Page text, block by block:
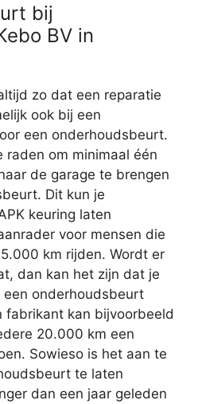
bij
BV in
zo dat een reparatie
ook bij een
een onderhoudsbeurt.
raden om minimaal één
de garage te brengen
Dit kun je
keuring laten
voor mensen die
km rijden. Wordt er
dan kan het zijn dat je
onderhoudsbeurt
fabrikant kan bijvoorbeeld
20.000 km een
Sowieso is het aan te
te laten
dan een jaar geleden